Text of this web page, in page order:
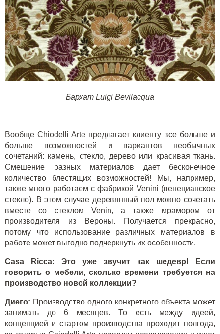
Бархат Luigi Bevilacqua
Вообще Chiodelli Arte предлагает клиенту все больше и
больше возможностей и вариантов необычных
сочетаний: камень, стекло, дерево или красивая ткань.
Смешение разных материалов дает бесконечное
количество блестящих возможностей! Мы, например,
также много работаем с фабрикой Venini (венецианское
стекло). В этом случае деревянный пол можно сочетать
вместе со стеклом Venin, а также мрамором от
производителя из Вероны. Получается прекрасно,
потому что использование различных материалов в
работе может выгодно подчеркнуть их особенности.
Casa Ricca: Это уже звучит как шедевр! Если
говорить о мебели, сколько времени требуется на
производство новой коллекции?
Диего: Производство одного конкретного объекта может
занимать до 6 месяцев. То есть между идеей,
концепцией и стартом производства проходит полгода,